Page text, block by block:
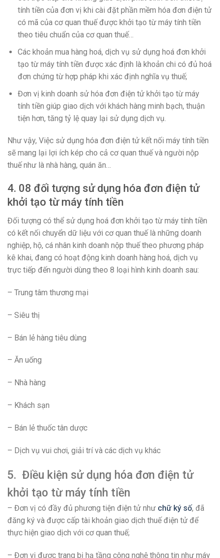
tính tiền của đơn vị khi cài đặt phần mềm hóa đơn điện tử
có mã của cơ quan thuế được khởi tạo từ máy tính tiền
theo tiêu chuẩn của cơ quan thuế…
Các khoản mua hàng hoá, dịch vụ sử dụng hoá đơn khởi
tạo từ máy tính tiền được xác định là khoản chi có đủ hoá
đơn chứng từ hợp pháp khi xác định nghĩa vụ thuế;
Đơn vị kinh doanh sử hóa đơn điện tử khởi tạo từ máy
tính tiền giúp giao dịch với khách hàng minh bạch, thuận
tiện hơn, tăng tỷ lệ quay lại sử dụng dịch vụ.
Như vậy, Việc sử dụng hóa đơn điện tử kết nối máy tính tiền
sẽ mang lại lợi ích kép cho cả cơ quan thuế và người nộp
thuế như là nhà hàng, quán ăn…
4. 08 đối tượng sử dụng hóa đơn điện tử
khởi tạo từ máy tính tiền
Đối tượng có thể sử dụng hoá đơn khởi tạo từ máy tính tiền
có kết nối chuyển dữ liệu với cơ quan thuế là những doanh
nghiệp, hộ, cá nhân kinh doanh nộp thuế theo phương pháp
kê khai, đang có hoạt động kinh doanh hàng hoá, dịch vụ
trực tiếp đến người dùng theo 8 loại hình kinh doanh sau:
– Trung tâm thương mại
– Siêu thị
– Bán lẻ hàng tiêu dùng
– Ăn uống
– Nhà hàng
– Khách sạn
– Bán lẻ thuốc tân dược
– Dịch vụ vui chơi, giải trí và các dịch vụ khác
5. Điều kiện sử dụng hóa đơn điện tử
khởi tạo từ máy tính tiền
– Đơn vị có đầy đủ phương tiện điện tử như chữ ký số, đã
đăng ký và được cấp tài khoản giao dịch thuế điện tử để
thực hiện giao dịch với cơ quan thuế;
– Đơn vị được trang bị hạ tầng công nghệ thông tin như máy